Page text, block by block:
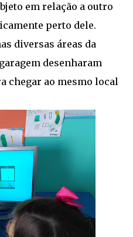
em relação a outro
perto dele.
diversas áreas da
desenharam
chegar ao mesmo local